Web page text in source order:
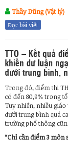
Thầy Dũng (Vật lý)
Đọc bài viết
TTO – Kết quả
khiến dư luận
dưới trung bình,
Trong đó, điểm thi
có đến 80,9% trong
Tuy nhiên, nhiều
dưới trung bình quá
trường phổ thông
“Chỉ cần điểm 3 môn